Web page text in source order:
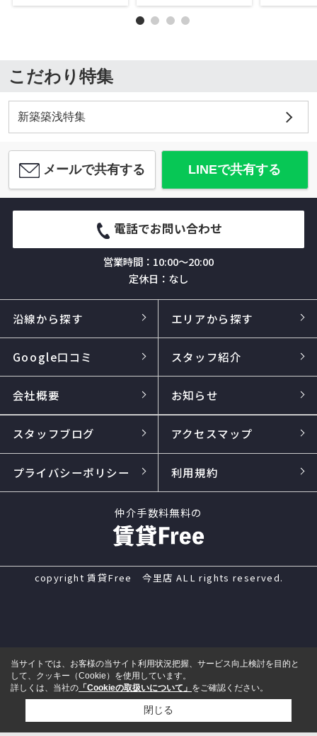
こだわり特集
新築築浅特集
メールで共有する LINEで共有する
電話でお問い合わせ
営業時間：10:00～20:00
定休日：なし
沿線から探す エリアから探す
Google口コミ スタッフ紹介
会社概要 お知らせ
スタッフブログ アクセスマップ
プライバシーポリシー 利用規約
仲介手数料無料の
copyright 賃貸Free 今里店 ALL rights reserved.
当サイトでは、お客様の当サイト利用状況把握、サービス向上検討を目的と
して、クッキー（Cookie）を使用しています。
詳しくは、当社の 「Cookieの取扱いについて」 をご確認ください。
閉じる